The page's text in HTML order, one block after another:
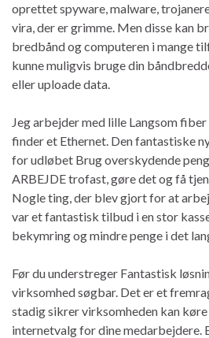
oprettet spyware, malware,
vira, der er grimme. Men disse kan
bredbånd og computeren i mange
kunne muligvis bruge din
eller uploade data.
Jeg arbejder med lille Langsom
finder et Ethernet. Den fantastiske
for udløbet Brug overskydende
ARBEJDE trofast, gøre det og få
Nogle ting, der blev gjort for at
var et fantastisk tilbud i en stor
bekymring og mindre penge i det
Før du understreger Fantastisk
virksomhed søgbar. Det er et
stadig sikrer virksomheden kan
internetvalg for dine medarbejdere.